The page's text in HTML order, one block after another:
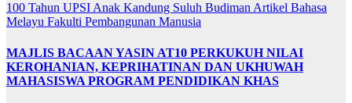
100 Tahun UPSI Anak Kandung Suluh Budiman Artikel Bahasa
Melayu Fakulti Pembangunan Manusia
MAJLIS BACAAN YASIN AT10 PERKUKUH NILAI
KEROHANIAN, KEPRIHATINAN DAN UKHUWAH
MAHASISWA PROGRAM PENDIDIKAN KHAS